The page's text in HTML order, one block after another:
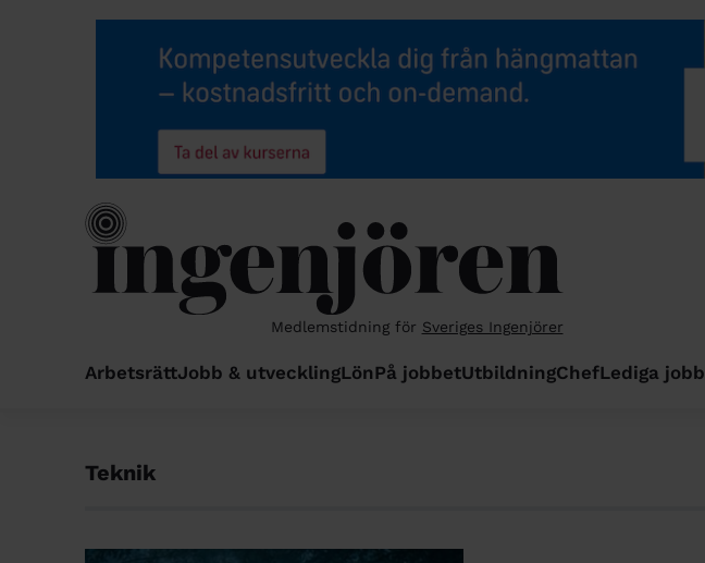
Medlemstidning för Sveriges Ingenjörer
ArbetsrättJobb & utvecklingLönPå jobbetUtbildningChefLediga jobb
Teknik